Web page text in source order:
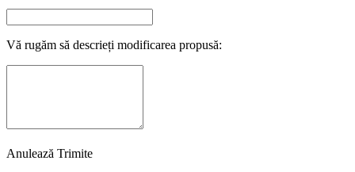
Vă rugăm să descrieți modificarea propusă:
Anulează Trimite